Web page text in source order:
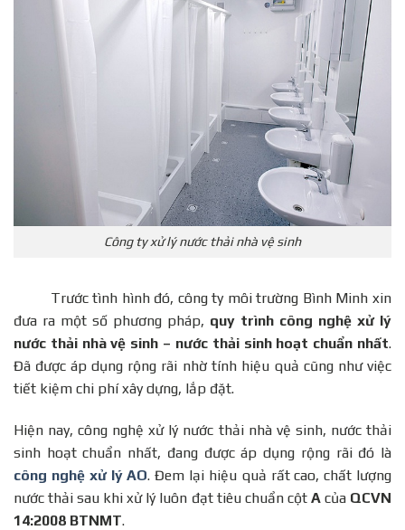
Công ty xử lý nước thải nhà vệ sinh
Trước tình hình đó, công ty môi trường Bình Minh xin
đưa ra một số phương pháp, quy trình công nghệ xử lý
nước thải nhà vệ sinh – nước thải sinh hoạt chuẩn nhất.
Đã được áp dụng rộng rãi nhờ tính hiệu quả cũng như việc
tiết kiệm chi phí xây dựng, lắp đặt.
Hiện nay, công nghệ xử lý nước thải nhà vệ sinh, nước thải
sinh hoạt chuẩn nhất, đang được áp dụng rộng rãi đó là
công nghệ xử lý AO. Đem lại hiệu quả rất cao, chất lượng
nước thải sau khi xử lý luôn đạt tiêu chuẩn cột Acủa QCVN
14:2008 BTNMT.